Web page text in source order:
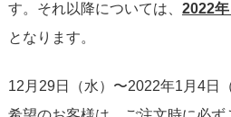
す。それ以降については、 2022
となります。
12月29日（水）〜2022年1月4日